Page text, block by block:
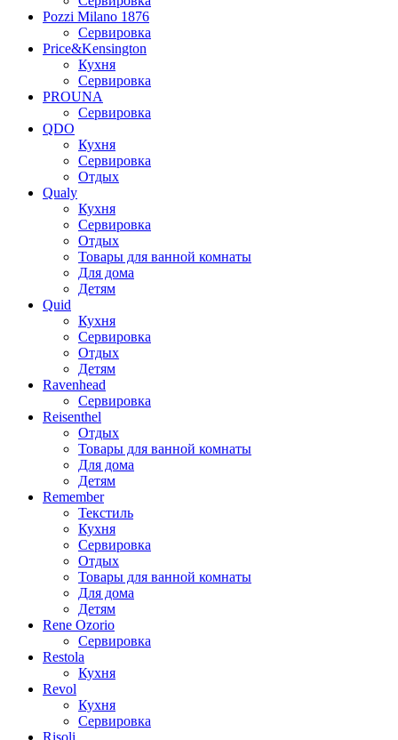
Pozzi Milano 1876
Сервировка
Price&Kensington
Кухня
Сервировка
PROUNA
Сервировка
QDO
Кухня
Сервировка
Отдых
Qualy
Кухня
Сервировка
Отдых
Товары для ванной комнаты
Для дома
Детям
Quid
Кухня
Сервировка
Отдых
Детям
Ravenhead
Сервировка
Reisenthel
Отдых
Товары для ванной комнаты
Для дома
Детям
Remember
Текстиль
Кухня
Сервировка
Отдых
Товары для ванной комнаты
Для дома
Детям
Rene Ozorio
Сервировка
Restola
Кухня
Revol
Кухня
Сервировка